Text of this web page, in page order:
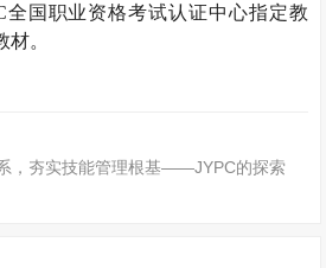
全国职业资格考试认证中心指定教
。
，夯实技能管理根基——JYPC的探索